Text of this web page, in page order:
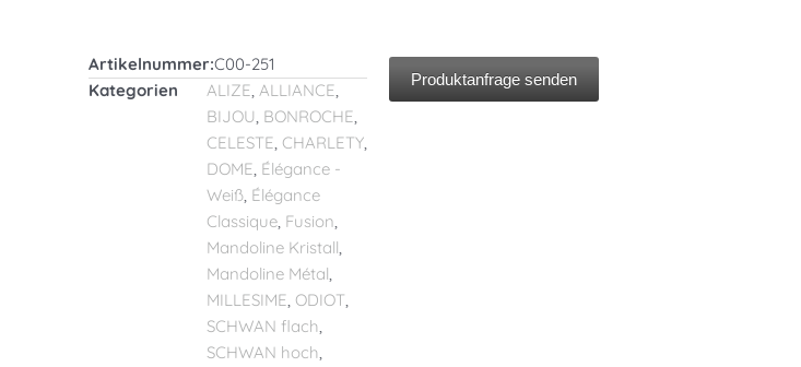
Artikelnummer:C00-251
Kategorien
ALIZE, ALLIANCE,
BIJOU, BONROCHE,
CELESTE, CHARLETY,
DOME, Élégance -
Weiß, Élégance
Classique, Fusion,
Mandoline Kristall,
Mandoline Métal,
MILLESIME, ODIOT,
SCHWAN flach,
SCHWAN hoch,
Produktanfrage senden